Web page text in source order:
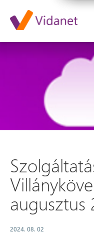
augusztus
2024. 08. 02